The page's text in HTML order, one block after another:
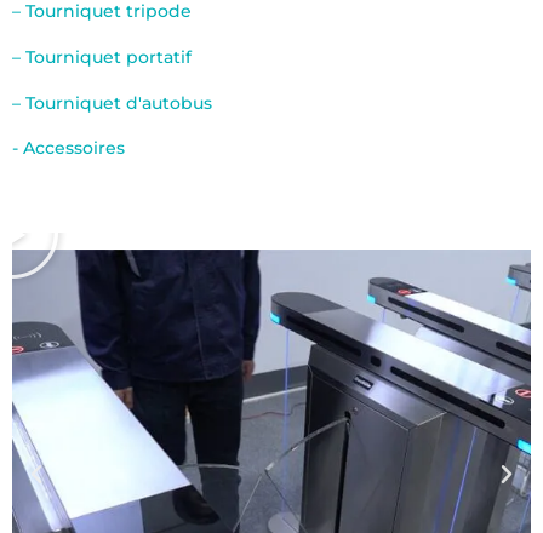
– Tourniquet tripode
– Tourniquet portatif
– Tourniquet d'autobus
- Accessoires
c